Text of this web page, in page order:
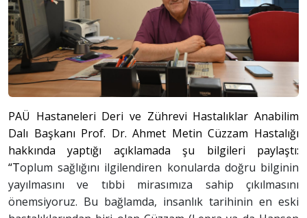
PAÜ Hastaneleri Deri ve Zührevi Hastalıklar Anabilim
Dalı Başkanı Prof. Dr. Ahmet Metin Cüzzam Hastalığı
hakkında yaptığı açıklamada şu bilgileri paylaştı:
“Toplum sağlığını ilgilendiren konularda doğru bilginin
yayılmasını ve tıbbi mirasımıza sahip çıkılmasını
önemsiyoruz. Bu bağlamda, insanlık tarihinin en eski